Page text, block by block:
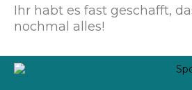
Ihr habt es fast geschafft,
nochmal alles!